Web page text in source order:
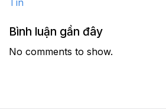
Tín
Bình luận gần đây
No comments to show.